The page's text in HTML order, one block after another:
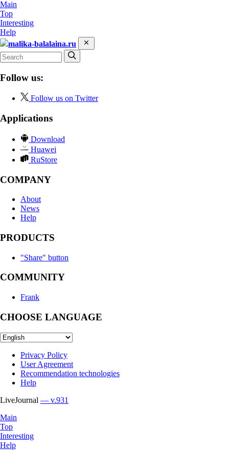
Main
Top
Interesting
Help
malika-balalaina.ru
Follow us:
Follow us on Twitter
Applications
Download
Huawei
RuStore
COMPANY
About
News
Help
PRODUCTS
"Share" button
COMMUNITY
Frank
CHOOSE LANGUAGE
Privacy Policy
User Agreement
Recommendation technologies
Help
LiveJournal — v.931
Main
Top
Interesting
Help